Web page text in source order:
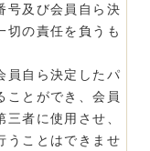
号及び会員自ら決
切の責任を負うも
員自ら決定したパ
ことができ、会員
者に使用させ、
うことはできませ